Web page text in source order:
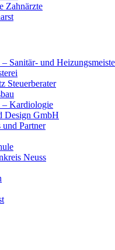
Zahnärzte
Sanitär- und
Steuerberater
– Kardiologie
Design GmbH
Partner
Neuss